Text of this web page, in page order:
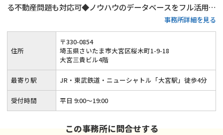
る不動産問題も対応可◆ノウハウのデータベースをフル活用し
事務所詳細を見る
住所
〒330-0854
埼玉県さいたま市大宮区桜木町1-9-18
大宮三貴ビル4階
最寄り駅 JR・東武鉄道・ニューシャトル「大宮駅」徒歩4分
受付時間 平日 9:00～19:00
この事務所に問合せする